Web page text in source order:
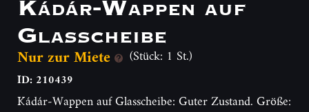
Kádár-Wappen auf
Glasscheibe
Nur zur Miete (Stück: 1 St.)
ID: 210439
Kádár-Wappen auf Glasscheibe: Guter Zustand. Größe: